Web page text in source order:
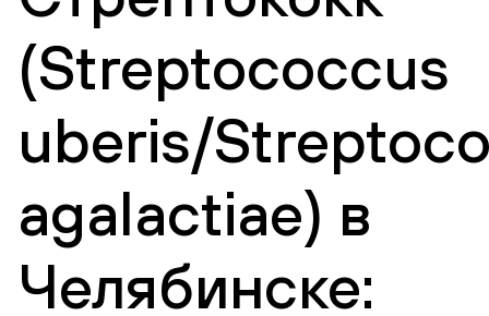
(Streptococcus
uberis/
agalactiae) в
Челябинске: